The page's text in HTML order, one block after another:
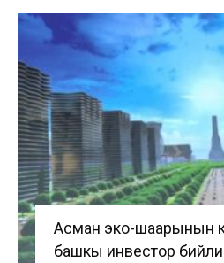
Асман эко-шаарынын
башкы инвестор